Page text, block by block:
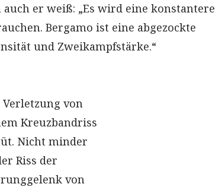
auch er weiß: „Es wird eine konstantere
Bergamo ist eine abgezockte
und Zweikampfstärke.“
von
Kreuzbandriss
Nicht minder
Riss der
von